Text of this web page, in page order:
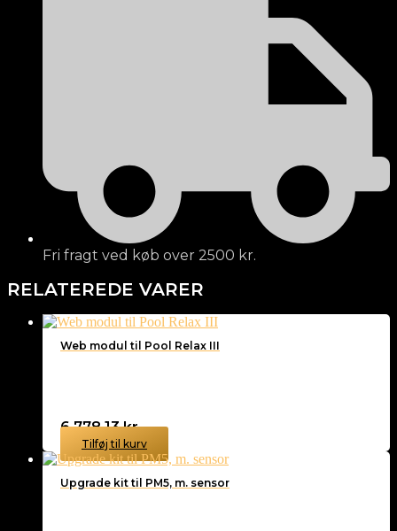
Fri fragt ved køb over 2500 kr.
RELATEREDE VARER
Web modul til Pool Relax III
6.778,13kr.
Tilføj til kurv
Upgrade kit til PM5, m. sensor